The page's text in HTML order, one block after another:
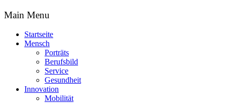
Main Menu
Startseite
Mensch
Porträts
Berufsbild
Service
Gesundheit
Innovation
Mobilität